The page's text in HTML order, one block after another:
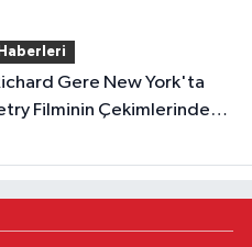
Filminin Çekimlerinde